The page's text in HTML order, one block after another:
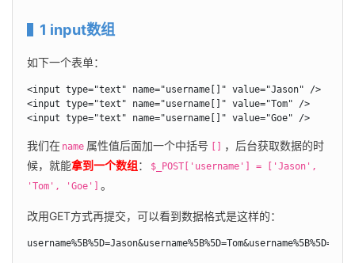
1 input数组
如下一个表单：
<input type="text" name="username[]" value="Jason" />
<input type="text" name="username[]" value="Tom" />
<input type="text" name="username[]" value="Goe" />
我们在 name 属性值后面加一个中括号
，后台获取数据的时
候，就能拿到一个数组：
$_POST['username'] = ['Jason',
'Tom', 'Goe']
。
改用GET方式再提交，可以看到数据格式是这样的：
username%5B%5D=Jason&username%5B%5D=Tom&username%5B%5D=Goe